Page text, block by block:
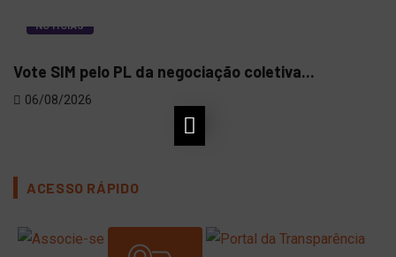
NOTÍCIAS
Vote SIM pelo PL da negociação coletiva...
06/08/2026
ACESSO RÁPIDO